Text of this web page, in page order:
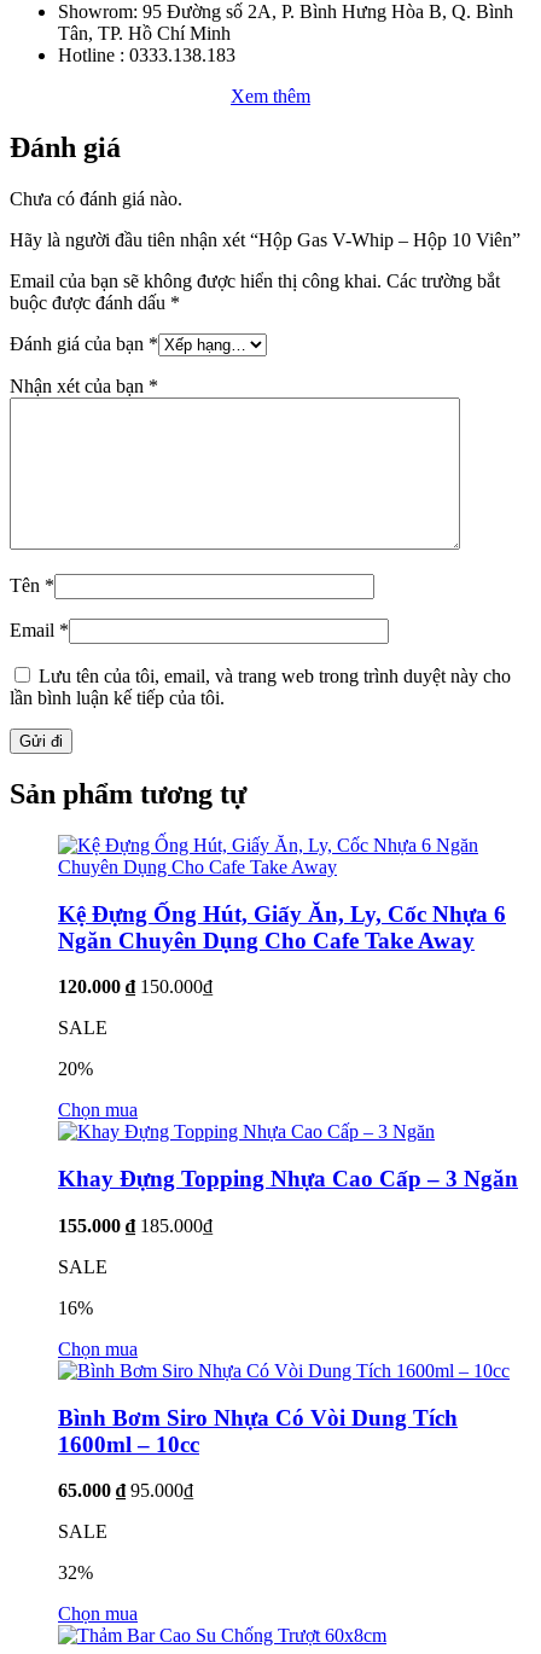
Showrom: 95 Đường số 2A, P. Bình Hưng Hòa B, Q. Bình
Tân, TP. Hồ Chí Minh
Hotline : 0333.138.183
Xem thêm
Đánh giá
Chưa có đánh giá nào.
Hãy là người đầu tiên nhận xét “Hộp Gas V-Whip – Hộp 10 Viên”
Email của bạn sẽ không được hiển thị công khai. Các trường bắt
buộc được đánh dấu *
Đánh giá của bạn *
Nhận xét của bạn *
Tên *
Email *
Lưu tên của tôi, email, và trang web trong trình duyệt này cho
lần bình luận kế tiếp của tôi.
Sản phẩm tương tự
Kệ Đựng Ống Hút, Giấy Ăn, Ly, Cốc Nhựa 6
Ngăn Chuyên Dụng Cho Cafe Take Away
120.000 ₫ 150.000₫
SALE
20%
Chọn mua
Khay Đựng Topping Nhựa Cao Cấp – 3 Ngăn
155.000 ₫ 185.000₫
SALE
16%
Chọn mua
Bình Bơm Siro Nhựa Có Vòi Dung Tích
1600ml – 10cc
65.000 ₫ 95.000₫
SALE
32%
Chọn mua